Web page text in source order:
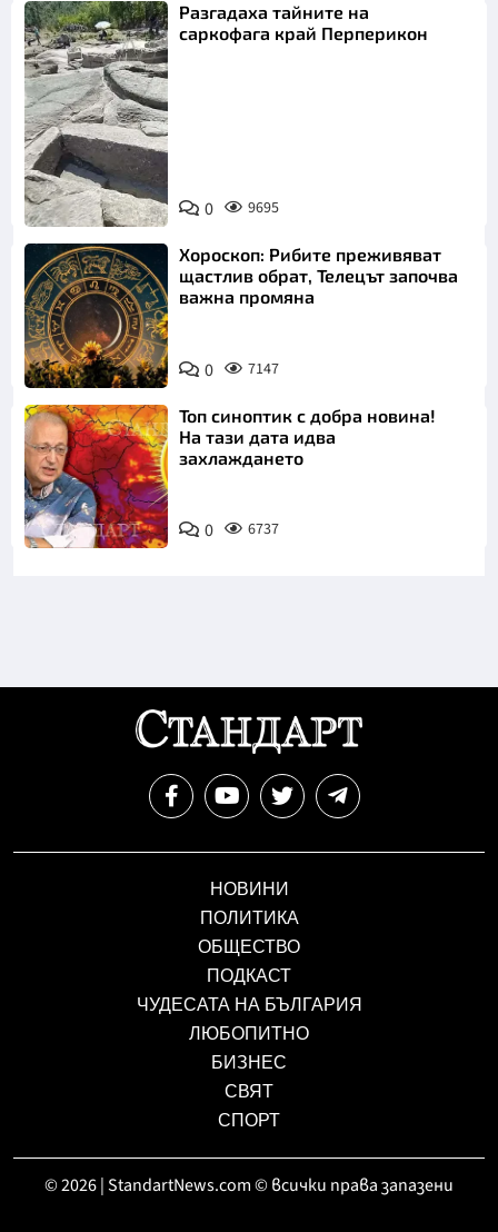
Снимка:
Bulgaria ON
AIR
Разгадаха тайните на
саркофага край Перперикон
0 9695
Хороскоп: Рибите преживяват
щастлив обрат, Телецът започва
важна промяна
0 7147
Топ синоптик с добра новина!
На тази дата идва
захлаждането
0 6737
НОВИНИ
ПОЛИТИКА
ОБЩЕСТВО
ПОДКАСТ
ЧУДЕСАТА НА БЪЛГАРИЯ
ЛЮБОПИТНО
БИЗНЕС
СВЯТ
СПОРТ
© 2026 | StandartNews.com © всички права запазени